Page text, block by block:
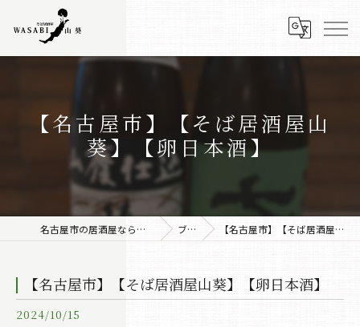
【名古屋市】【そば居酒屋山
葵】【卵日本酒】
名古屋市の居酒屋なら株式会社みちしるべ ブログ 【名古屋市】【そば居酒屋山葵】【卵日本酒】
【名古屋市】【そば居酒屋山葵】【卵日本酒】
2024/10/15